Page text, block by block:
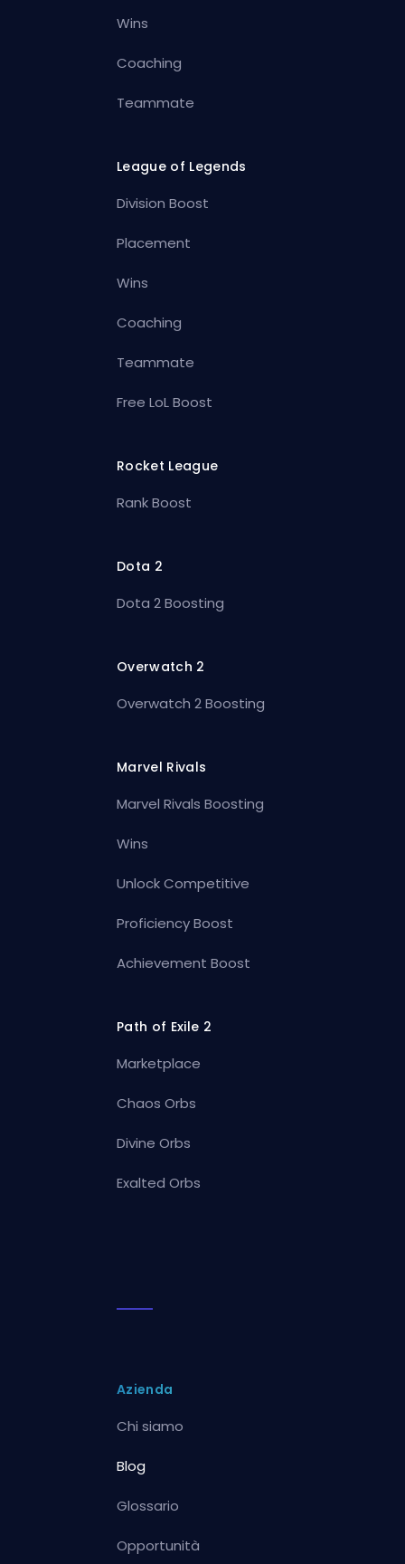
Wins
Coaching
Teammate
League of Legends
Division Boost
Placement
Wins
Coaching
Teammate
Free LoL Boost
Rocket League
Rank Boost
Dota 2
Dota 2 Boosting
Overwatch 2
Overwatch 2 Boosting
Marvel Rivals
Marvel Rivals Boosting
Wins
Unlock Competitive
Proficiency Boost
Achievement Boost
Path of Exile 2
Marketplace
Chaos Orbs
Divine Orbs
Exalted Orbs
Azienda
Chi siamo
Blog
Glossario
Opportunità